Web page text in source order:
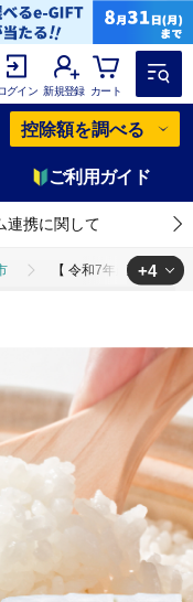
グイン 新規登録 カート
控除額を調べる
ご利用ガイド
連携に関して
【 令和7年産 】 特別
産 】 特別栽培米 つや姫 計
【 令和7年産 】 特別栽培米
【 令和7年産 】 特別栽培
+4